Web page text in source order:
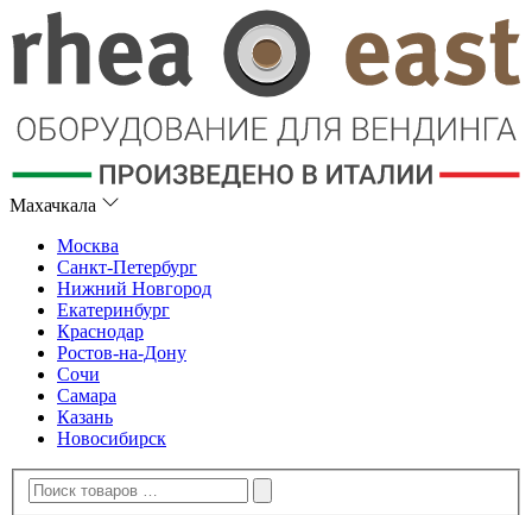
Махачкала
Москва
Санкт-Петербург
Нижний Новгород
Екатеринбург
Краснодар
Ростов-на-Дону
Сочи
Самара
Казань
Новосибирск